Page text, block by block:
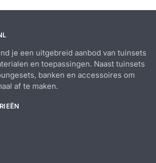
je een uitgebreid aanbod van tuinsets
en toepassingen. Naast tuinsets
banken en accessoires om
af te maken.